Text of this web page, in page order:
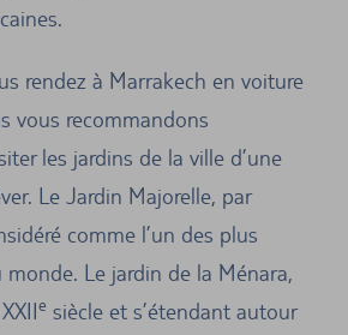
rendez à Marrakech en voiture
vous recommandons
les jardins de la ville d’une
Le Jardin Majorelle, par
comme l’un des plus
monde. Le jardin de la Ménara,
e siècle et s’étendant autour